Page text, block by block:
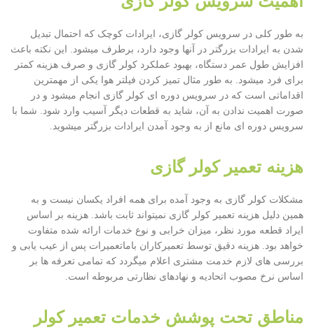
به طور کلی در سرویس کولر گازی، ایرادات کوچک که احتمال تبدیل
شدن به ایرادات بزرگتر در آنها وجود دارد، برطرف میشود. این نکته باعث
افزایش طول عمر دستگاه، بهبود عملکرد کولر گازی و صرف هزینه کمتر
برای فرد میشود. به طور مثال تمیز کردن فیلتر هوا یکی از مهمترین
اقداماتی است که در سرویس دوره ای کولر گازی انجام میشود و در
صورت اهمیت ندادن به آن، شاید به قطعات دیگر آسیب وارد شود. شما با
سرویس دوره ای مانع از به وجود آمدن ایرادات بزرگتر میشوید.
هزینه تعمیر کولر گازی
مشکلات کولر گازی به وجود آمده برای همه افراد یکسان نیست و به
همین دلیل هزینه تعمیر کولر گازی نمیتواند ثابت باشد. هزینه بر اساس
ایراد قطعه مورد نظر، میزان خرابی و نوع خدمات ارائه شده متفاوت
خواهد بود. هزینه دقیق توسط تعمیرکاران باماتعمیرات پس از عیب یابی و
بررسی های لازم خدمت مشتری اعلام میگردد که تمامی تعرفه ها بر
اساس نرخ مصوب اتحادیه و نهادهای نظارتی مربوطه است.
مناطق تحت پوشش خدمات تعمیر کولر